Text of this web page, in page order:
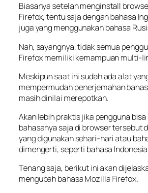
Biasanya setelah menginstall
Firefox, tentu saja dengan bahasa
juga yang menggunakan bahasa
Nah, sayangnya, tidak semua
Firefox memiliki kemampuan multi-
Meskipun saat ini sudah ada alat
mempermudah penerjemahan
masih dinilai merepotkan.
Akan lebih praktis jika pengguna
bahasanya saja di browser tersebut
yang digunakan sehari-hari atau
dimengerti, seperti bahasa
Tenang saja, berikut ini akan
mengubah bahasa Mozilla Firefox.